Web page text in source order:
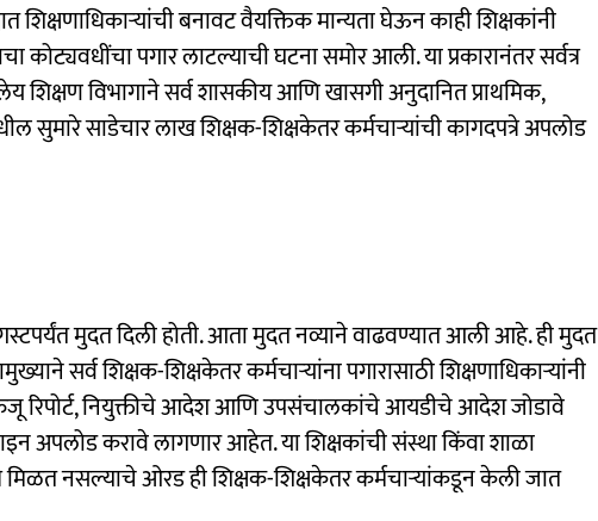
शिक्षणाधिकाऱ्यांची बनावट वैयक्तिक मान्यता घेऊन काही शिक्षकांनी
पगार लाटल्याची घटना समोर आली. या प्रकारानंतर सर्वत्र
शिक्षण विभागाने सर्व शासकीय आणि खासगी अनुदानित प्राथमिक,
सुमारे साडेचार लाख शिक्षक-शिक्षकेतर कर्मचाऱ्यांची कागदपत्रे अपलोड
मुदत दिली होती. आता मुदत नव्याने वाढवण्यात आली आहे. ही मुदत
सर्व शिक्षक-शिक्षकेतर कर्मचाऱ्यांना पगारासाठी शिक्षणाधिकाऱ्यांनी
रिपोर्ट, नियुक्तीचे आदेश आणि उपसंचालकांचे आयडीचे आदेश जोडावे
अपलोड करावे लागणार आहेत. या शिक्षकांची संस्था किंवा शाळा
नसल्याचे ओरड ही शिक्षक-शिक्षकेतर कर्मचाऱ्यांकडून केली जात